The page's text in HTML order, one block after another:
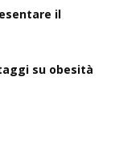
il
su obesità